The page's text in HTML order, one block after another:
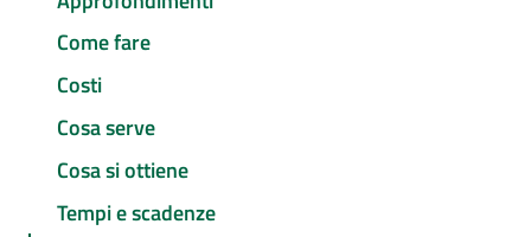
Come fare
Costi
Cosa serve
Cosa si ottiene
Tempi e scadenze